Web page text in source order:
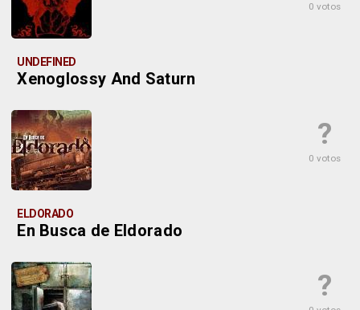
0 votos
UNDEFINED
Xenoglossy And Saturn
?
0 votos
ELDORADO
En Busca de Eldorado
?